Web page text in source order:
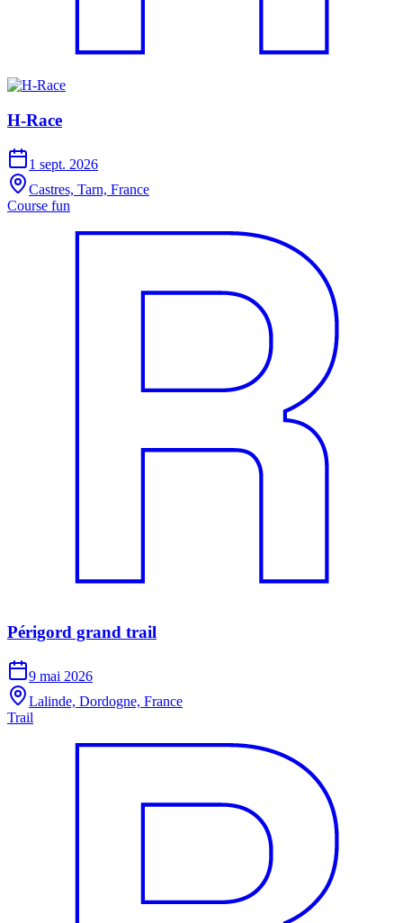
H-Race
1 sept. 2026
Castres, Tarn, France
Course fun
Périgord grand trail
9 mai 2026
Lalinde, Dordogne, France
Trail